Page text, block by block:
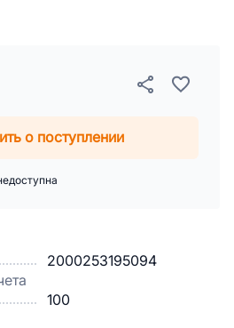
2000253195094
100
о поступлении